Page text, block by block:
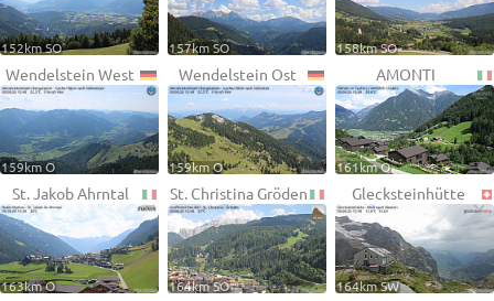
152km SO 157km SO 158km SO
Wendelstein West
159km O
Wendelstein Ost
159km O
AMONTI
161km O
St. Jakob Ahrntal
163km O
St. Christina Gröden
164km SO
Glecksteinhütte
164km SW